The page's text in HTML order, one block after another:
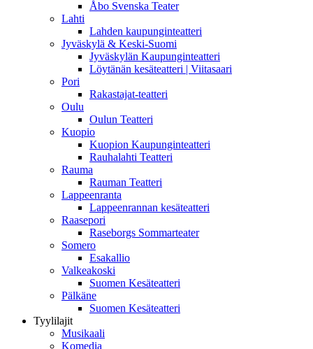
Åbo Svenska Teater
Lahti
Lahden kaupunginteatteri
Jyväskylä & Keski-Suomi
Jyväskylän Kaupunginteatteri
Löytänän kesäteatteri | Viitasaari
Pori
Rakastajat-teatteri
Oulu
Oulun Teatteri
Kuopio
Kuopion Kaupunginteatteri
Rauhalahti Teatteri
Rauma
Rauman Teatteri
Lappeenranta
Lappeenrannan kesäteatteri
Raasepori
Raseborgs Sommarteater
Somero
Esakallio
Valkeakoski
Suomen Kesäteatteri
Pälkäne
Suomen Kesäteatteri
Tyylilajit
Musikaali
Komedia